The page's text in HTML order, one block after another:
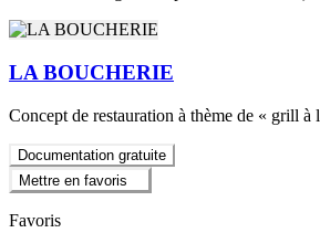
LA BOUCHERIE
Concept de restauration à thème de « grill à
Documentation gratuite
Mettre en favoris
Favoris